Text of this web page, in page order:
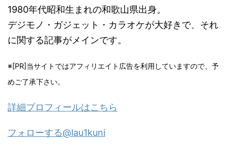
1980年代昭和生まれの和歌山県出身。
デジモノ・ガジェット・カラオケが大好きで、それ
に関する記事がメインです。
※[PR]当サイトではアフィリエイト広告を利用していますので、予
めご了承下さい。
詳細プロフィールはこちら
フォローする@lau1kuni